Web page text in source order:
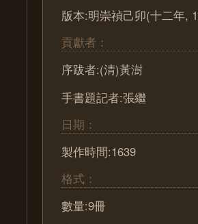
版本:明崇禎己卯(十二年,
貢獻者：
序跋者:(清)黃澍
手書題記者:張繼
日期：
製作時間:1639
格式：
數量:9冊